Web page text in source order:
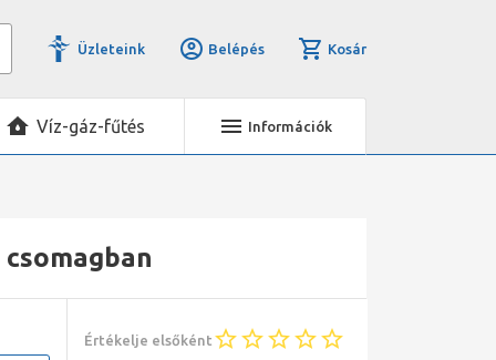
Üzleteink Belépés Kosár
Víz-gáz-fűtés Információk
Értékelje elsőként